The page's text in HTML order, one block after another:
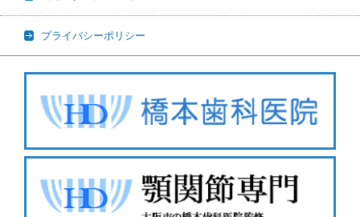
プライバシーポリシー